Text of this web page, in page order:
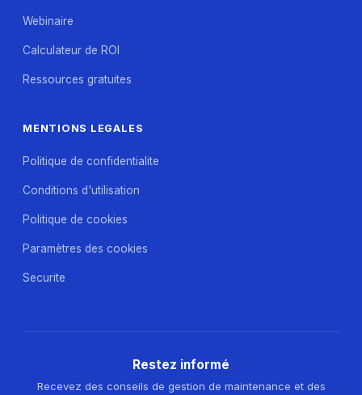
Webinaire
Calculateur de ROI
Ressources gratuites
MENTIONS LEGALES
Politique de confidentialite
Conditions d'utilisation
Politique de cookies
Paramètres des cookies
Securite
Restez informé
Recevez des conseils de gestion de maintenance et des